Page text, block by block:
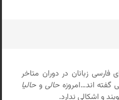
زبانان در دوران متاخر
گفته اند…امروزه حالیو حالیا
و اشکالی ندارد.